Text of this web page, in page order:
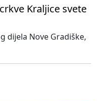
Kraljice svete
dijela Nove Gradiške,